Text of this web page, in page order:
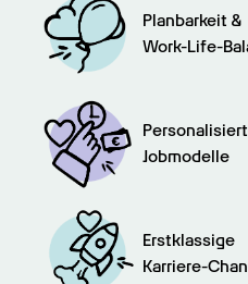
Planbarkeit &
Work-Life-
Jobmodelle
Erstklassige
Karriere-